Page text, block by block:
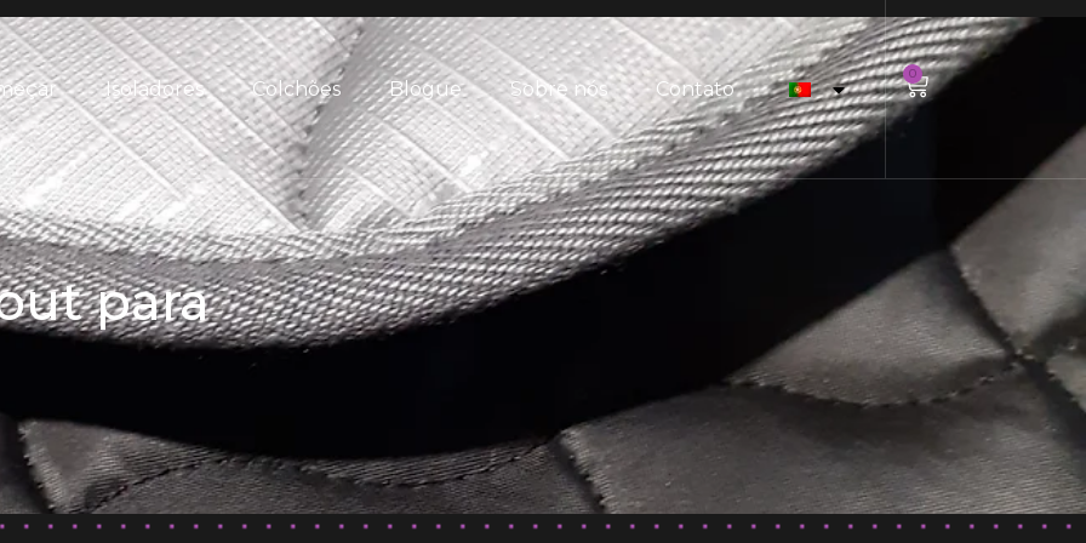
Isoladores Colchões Blogue Sobre nós Contato
0
para